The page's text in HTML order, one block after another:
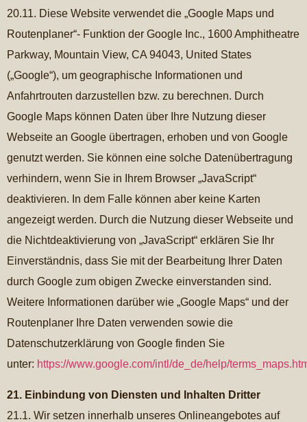
20.11. Diese Website verwendet die „Google Maps und
Routenplaner“- Funktion der Google Inc., 1600 Amphitheatre
Parkway, Mountain View, CA 94043, United States
(„Google“), um geographische Informationen und
Anfahrtrouten darzustellen bzw. zu berechnen. Durch
Google Maps können Daten über Ihre Nutzung dieser
Webseite an Google übertragen, erhoben und von Google
genutzt werden. Sie können eine solche Datenübertragung
verhindern, wenn Sie in Ihrem Browser „JavaScript“
deaktivieren. In dem Falle können aber keine Karten
angezeigt werden. Durch die Nutzung dieser Webseite und
die Nichtdeaktivierung von „JavaScript“ erklären Sie Ihr
Einverständnis, dass Sie mit der Bearbeitung Ihrer Daten
durch Google zum obigen Zwecke einverstanden sind.
Weitere Informationen darüber wie „Google Maps“ und der
Routenplaner Ihre Daten verwenden sowie die
Datenschutzerklärung von Google finden Sie
unter: https://www.google.com/intl/de_de/help/
21. Einbindung von Diensten und Inhalten Dritter
21.1. Wir setzen innerhalb unseres Onlineangebotes auf